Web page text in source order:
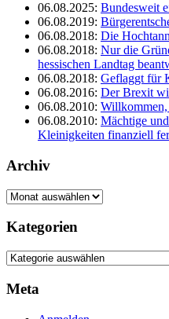
06.08.2025: Bundesweit
06.08.2019:
06.08.2018: Die
06.08.2018: Nur die
hessischen Landtag
06.08.2018: Geflaggt für
06.08.2016: Der Brexit
06.08.2010:
06.08.2010: Mächtige
Kleinigkeiten finanziell
Archiv
Archiv
Kategorien
Kategorien
Meta